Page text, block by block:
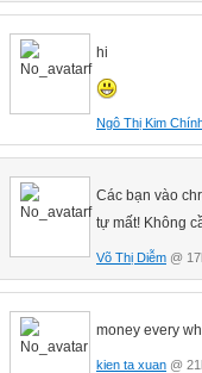
hi
Ngô Thị Kim
Các bạn vào
tự mất! Không
Võ Thị Diễm @
money every
kien ta xuan @